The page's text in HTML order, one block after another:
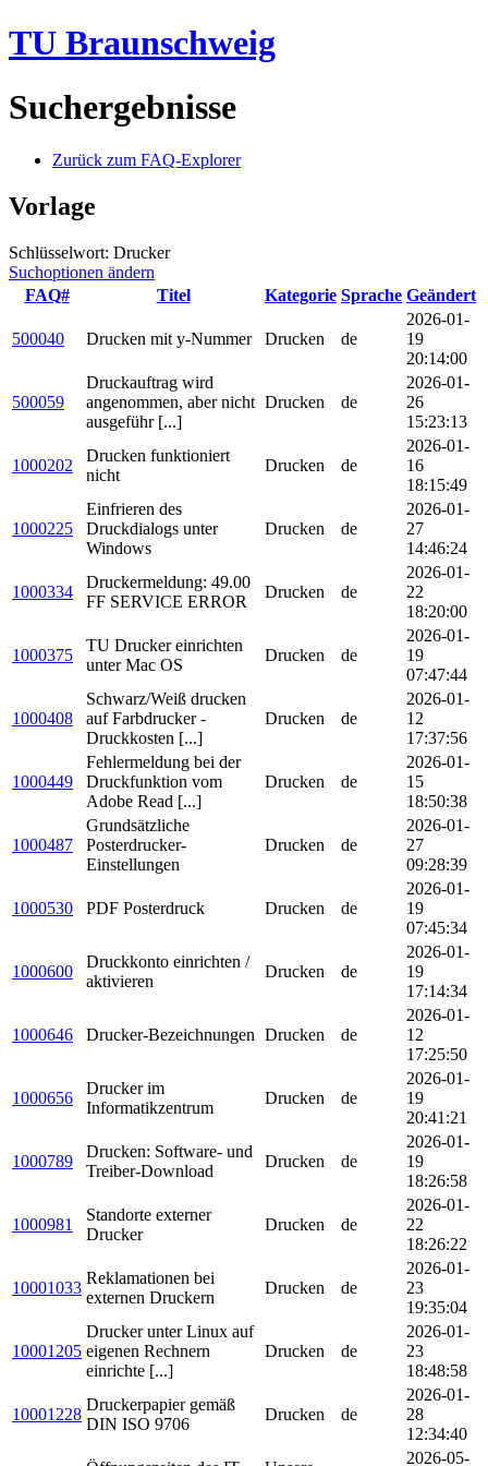
TU Braunschweig
Suchergebnisse
Zurück zum FAQ-Explorer
Vorlage
Schlüsselwort: Drucker
Suchoptionen ändern
FAQ#
Titel Kategorie Sprache Geändert
500040 Drucken mit y-Nummer Drucken de
2026-01-
19
20:14:00
500059
Druckauftrag wird
angenommen, aber nicht
ausgeführ [...]
Drucken de
2026-01-
26
15:23:13
1000202
Drucken funktioniert
nicht
Drucken de
2026-01-
16
18:15:49
1000225
Einfrieren des
Druckdialogs unter
Windows
Drucken de
2026-01-
27
14:46:24
1000334
Druckermeldung: 49.00
FF SERVICE ERROR
Drucken de
2026-01-
22
18:20:00
1000375
TU Drucker einrichten
unter Mac OS
Drucken de
2026-01-
19
07:47:44
1000408
Schwarz/Weiß drucken
auf Farbdrucker -
Druckkosten [...]
Drucken de
2026-01-
12
17:37:56
1000449
Fehlermeldung bei der
Druckfunktion vom
Adobe Read [...]
Drucken de
2026-01-
15
18:50:38
1000487
Grundsätzliche
Posterdrucker-
Einstellungen
Drucken de
2026-01-
27
09:28:39
1000530 PDF Posterdruck Drucken de
2026-01-
19
07:45:34
1000600
Druckkonto einrichten /
aktivieren
Drucken de
2026-01-
19
17:14:34
1000646 Drucker-Bezeichnungen Drucken de
2026-01-
12
17:25:50
1000656
Drucker im
Informatikzentrum
Drucken de
2026-01-
19
20:41:21
1000789
Drucken: Software- und
Treiber-Download
Drucken de
2026-01-
19
18:26:58
1000981
Standorte externer
Drucker
Drucken de
2026-01-
22
18:26:22
10001033
Reklamationen bei
externen Druckern
Drucken de
2026-01-
23
19:35:04
10001205
Drucker unter Linux auf
eigenen Rechnern
einrichte [...]
Drucken de
2026-01-
23
18:48:58
10001228
Druckerpapier gemäß
DIN ISO 9706
Drucken de
2026-01-
28
12:34:40
2026-05-